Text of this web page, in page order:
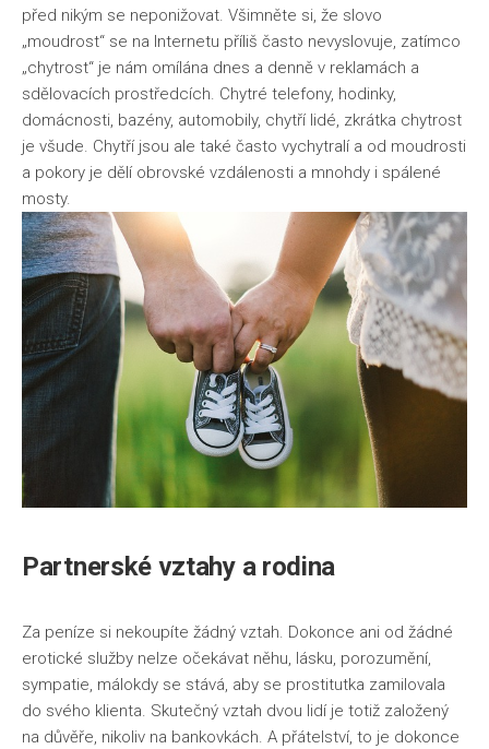
před nikým se neponižovat. Všimněte si, že slovo
„moudrost“ se na Internetu příliš často nevyslovuje, zatímco
„chytrost“ je nám omílána dnes a denně v reklamách a
sdělovacích prostředcích. Chytré telefony, hodinky,
domácnosti, bazény, automobily, chytří lidé, zkrátka chytrost
je všude. Chytří jsou ale také často vychytralí a od moudrosti
a pokory je dělí obrovské vzdálenosti a mnohdy i spálené
mosty.
Partnerské vztahy a rodina
Za peníze si nekoupíte žádný vztah. Dokonce ani od žádné
erotické služby nelze očekávat něhu, lásku, porozumění,
sympatie, málokdy se stává, aby se prostitutka zamilovala
do svého klienta. Skutečný vztah dvou lidí je totiž založený
na důvěře, nikoliv na bankovkách. A přátelství, to je dokonce